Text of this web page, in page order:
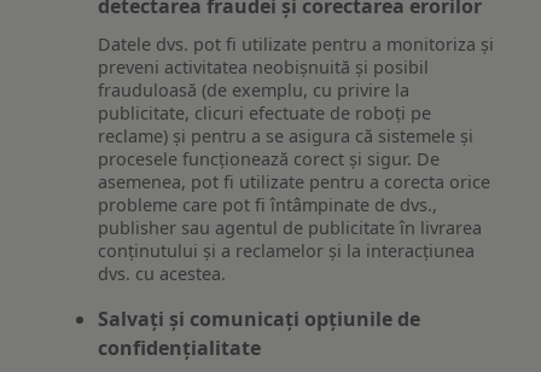
detectarea fraudei și corectarea erorilor
Datele dvs. pot fi utilizate pentru a monitoriza și
preveni activitatea neobișnuită și posibil
frauduloasă (de exemplu, cu privire la
publicitate, clicuri efectuate de roboți pe
reclame) și pentru a se asigura că sistemele și
procesele funcționează corect și sigur. De
asemenea, pot fi utilizate pentru a corecta orice
probleme care pot fi întâmpinate de dvs.,
publisher sau agentul de publicitate în livrarea
conținutului și a reclamelor și la interacțiunea
dvs. cu acestea.
Salvați și comunicați opțiunile de
confidențialitate